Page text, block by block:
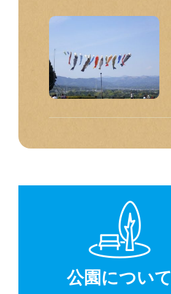
公園について